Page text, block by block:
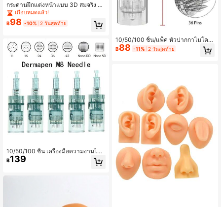
กระดานฝึกแต่งหน้าแบบ 3D สมจริง สำ
หรับฝึกแต่งหน้าและผิวหน้า เหมาะสำห
รับมืออาชีพและผู้เริ่มต้น ใช้สำหรับฝึกต่
อขนตา เขียนอายไลเนอร์ และทาอายแ
เกือบหมดแล้ว!
฿98 -10% 2 วันสุดท้าย
10/50/100 ชิ้น เครื่องมือความงามไมโ
ครนีดเดิล, Dermapen Ultima M8 รุ่นไ
ร้สายระดับมืออาชีพ, หัวเข็ม 16/36/นา
฿139
10/50/100 ชิ้น/แพ็ค หัวปากกาไมโคร
นีดเดิลแบบเกลียว, 12/24/36/42/นาโน
ไมโครนีดเดิลรีฟิล (0.25 มม.), เหมาะ
฿88 -11% 2 วันสุดท้าย